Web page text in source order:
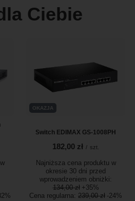
Ciebie
OKAZJA
Switch EDIMAX GS-1008PH
182,00 zł / szt.
Najniższa cena produktu w
okresie 30 dni przed
wprowadzeniem obniżki:
134,00 zł +35%
Cena regularna: 239,00 zł -24%